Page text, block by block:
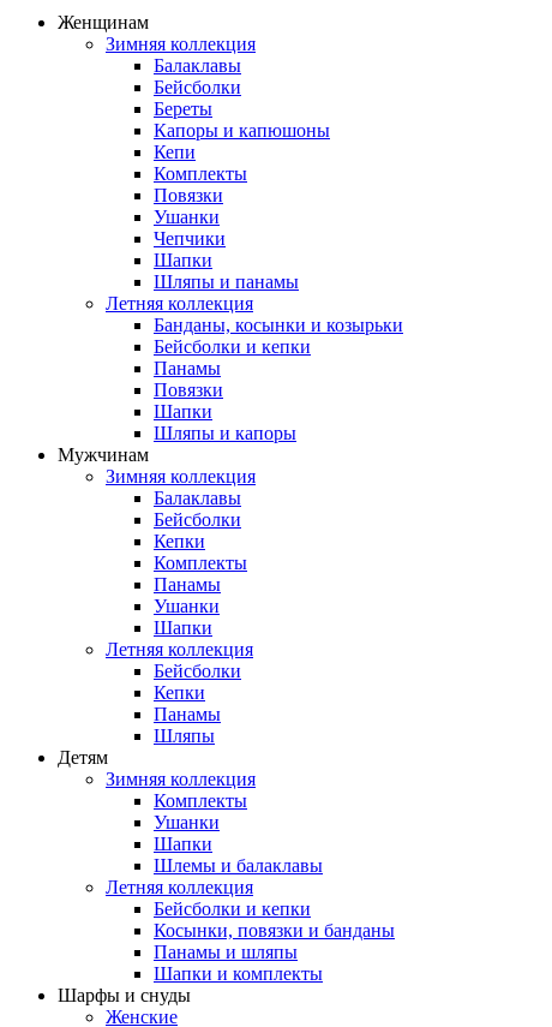
Женщинам
Зимняя коллекция
Балаклавы
Бейсболки
Береты
Капоры и капюшоны
Кепи
Комплекты
Повязки
Ушанки
Чепчики
Шапки
Шляпы и панамы
Летняя коллекция
Банданы, косынки и козырьки
Бейсболки и кепки
Панамы
Повязки
Шапки
Шляпы и капоры
Мужчинам
Зимняя коллекция
Балаклавы
Бейсболки
Кепки
Комплекты
Панамы
Ушанки
Шапки
Летняя коллекция
Бейсболки
Кепки
Панамы
Шляпы
Детям
Зимняя коллекция
Комплекты
Ушанки
Шапки
Шлемы и балаклавы
Летняя коллекция
Бейсболки и кепки
Косынки, повязки и банданы
Панамы и шляпы
Шапки и комплекты
Шарфы и снуды
Женские